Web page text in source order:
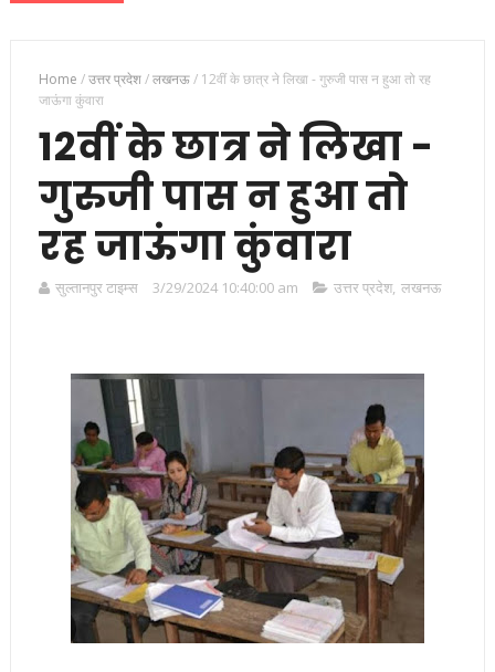
Home /उत्तर प्रदेश/लखनऊ/ 12वीं के छात्र ने लिखा - गुरुजी पास न हुआ तो रह
जाऊंगा कुंवारा
12वीं के छात्र ने लिखा -
गुरुजी पास न हुआ तो
रह जाऊंगा कुंवारा
सुल्तानपुर टाइम्स 3/29/2024 10:40:00 am उत्तर प्रदेश, लखनऊ